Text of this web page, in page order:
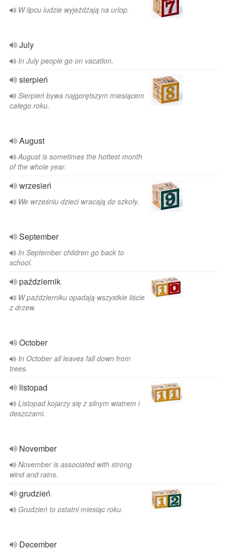
W lipcu ludzie wyjeżdżają na urlop.
July
In July people go on vacation.
sierpień
Sierpień bywa najgorętszym miesiącem
całego roku.
August
August is sometimes the hottest month
of the whole year.
wrzesień
We wrześniu dzieci wracają do szkoły.
September
In September children go back to
school.
październik
W październiku opadają wszystkie liście
z drzew.
October
In October all leaves fall down from
trees.
listopad
Listopad kojarzy się z silnym wiatrem i
deszczami.
November
November is associated with strong
wind and rains.
grudzień
Grudzień to ostatni miesiąc roku.
December